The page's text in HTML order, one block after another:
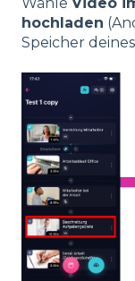
hochladen
Speicher